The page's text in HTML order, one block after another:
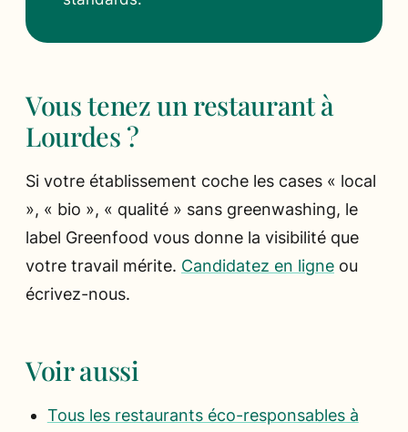
Vous tenez un restaurant à
Lourdes ?
Si votre établissement coche les cases « local
», « bio », « qualité » sans greenwashing, le
label Greenfood vous donne la visibilité que
votre travail mérite. Candidatez en ligne ou
écrivez-nous.
Voir aussi
Tous les restaurants éco-responsables à